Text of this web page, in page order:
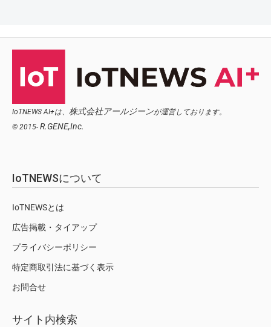
IoTNEWS AI+は、 株式会社アールジーンが運営しております。
© 2015- R.GENE,Inc.
IoTNEWSについて
IoTNEWSとは
広告掲載・タイアップ
プライバシーポリシー
特定商取引法に基づく表示
お問合せ
サイト内検索